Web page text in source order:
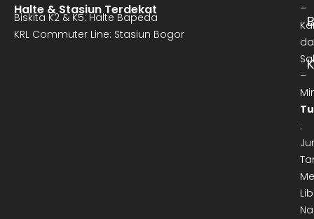
Halte & Stasiun Terdekat
Biskita K2 & K5: Halte Bapeda
KRL Commuter Line: Stasiun Bogor
–
–
: